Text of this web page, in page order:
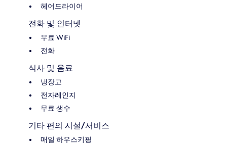
헤어드라이어
전화 및 인터넷
무료 WiFi
전화
식사 및 음료
냉장고
전자레인지
무료 생수
기타 편의 시설/서비스
매일 하우스키핑